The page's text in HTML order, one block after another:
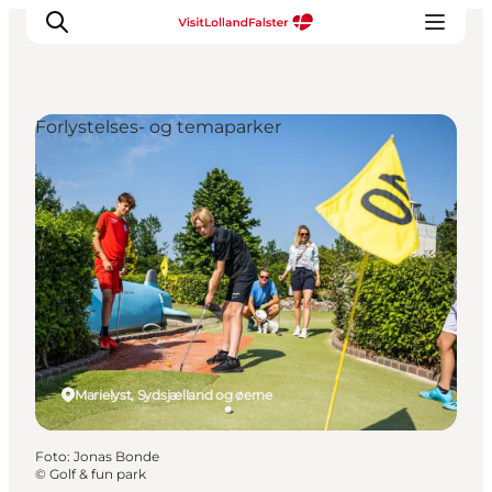
Oplevelser
I naturen
For børn
Kultur
Gastronomi
Planlæg din ferie
Marielyst, Sydsjælland og øerne
Forlystelses- og temaparker
Foto: Jonas Bonde
© Golf & fun park